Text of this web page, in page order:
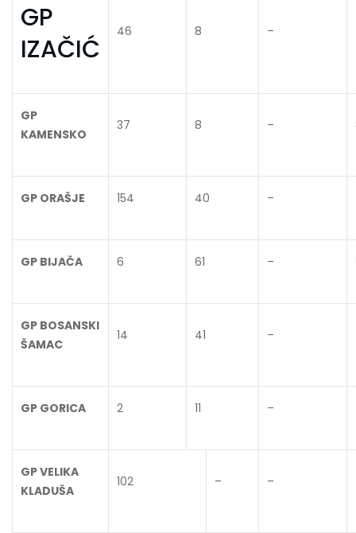
GP
IZAČIĆ
46 8 –
GP
KAMENSKO
37 8 –
GP ORAŠJE 154 40 –
GP BIJAČA 6 61 –
GP BOSANSKI
ŠAMAC
14 41 –
GP GORICA 2 11 –
GP VELIKA
KLADUŠA
102 – –